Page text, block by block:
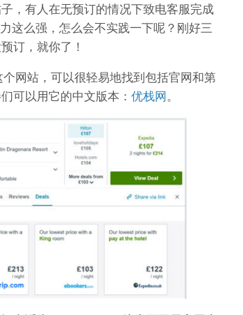
，有人在无预订的情况下致电客服完成
这么强，怎么会不实践一下呢？刚好三
订，就你了！
个网站，可以很轻易地找到包括官网和第
可以用它的中文版本： 优栈网 。